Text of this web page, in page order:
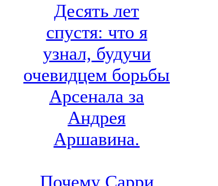
Десять лет
спустя: что я
узнал, будучи
очевидцем борьбы
Арсенала за
Андрея
Аршавина.
Почему Сарри